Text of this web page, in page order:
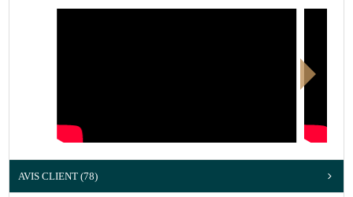
AVIS CLIENT (78)